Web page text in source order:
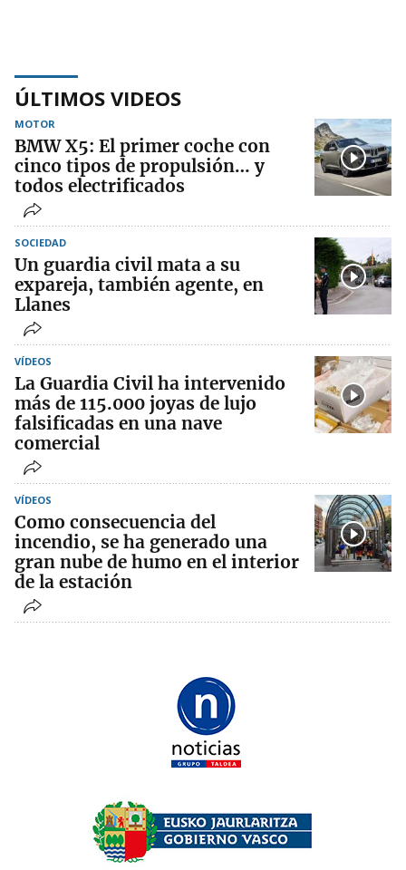
ÚLTIMOS VIDEOS
MOTOR
BMW X5: El primer coche con
cinco tipos de propulsión… y
todos electrificados
SOCIEDAD
Un guardia civil mata a su
expareja, también agente, en
Llanes
VÍDEOS
La Guardia Civil ha intervenido
más de 115.000 joyas de lujo
falsificadas en una nave
comercial
VÍDEOS
Como consecuencia del
incendio, se ha generado una
gran nube de humo en el interior
de la estación